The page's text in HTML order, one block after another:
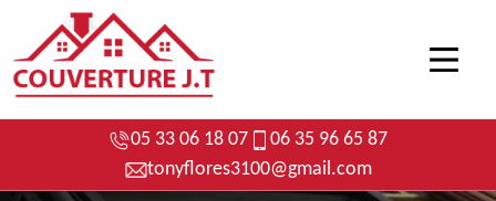
05 33 06 18 07
06 35 96 65 87
tonyflores3100@gmail.com